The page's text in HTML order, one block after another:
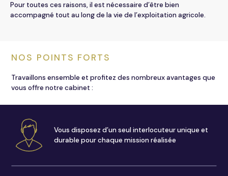
Pour toutes ces raisons, il est nécessaire d’être bien
accompagné tout au long de la vie de l’exploitation agricole.
NOS POINTS FORTS
Travaillons ensemble et profitez des nombreux avantages que
vous offre notre cabinet :
Vous disposez d’un seul interlocuteur unique et
durable pour chaque mission réalisée